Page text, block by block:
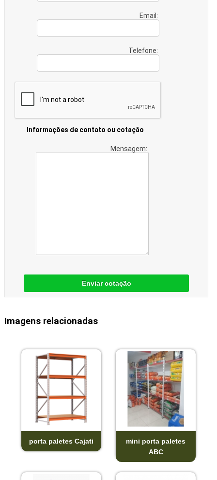
Email:
Telefone:
Informações de contato ou cotação
Mensagem:
Enviar cotação
Imagens relacionadas
porta paletes Cajati
mini porta paletes
ABC